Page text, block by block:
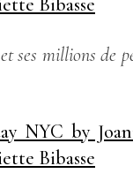
et ses millions de